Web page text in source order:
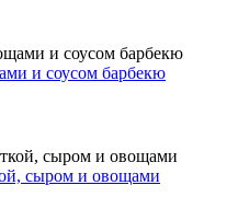
и соусом барбекю
сыром и овощами